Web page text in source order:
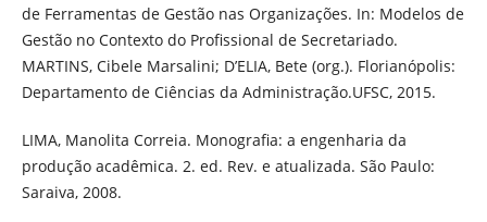
de Ferramentas de Gestão nas Organizações. In: Modelos de
Gestão no Contexto do Profissional de Secretariado.
MARTINS, Cibele Marsalini; D’ELIA, Bete (org.). Florianópolis:
Departamento de Ciências da Administração.UFSC, 2015.
LIMA, Manolita Correia. Monografia: a engenharia da
produção acadêmica. 2. ed. Rev. e atualizada. São Paulo:
Saraiva, 2008.